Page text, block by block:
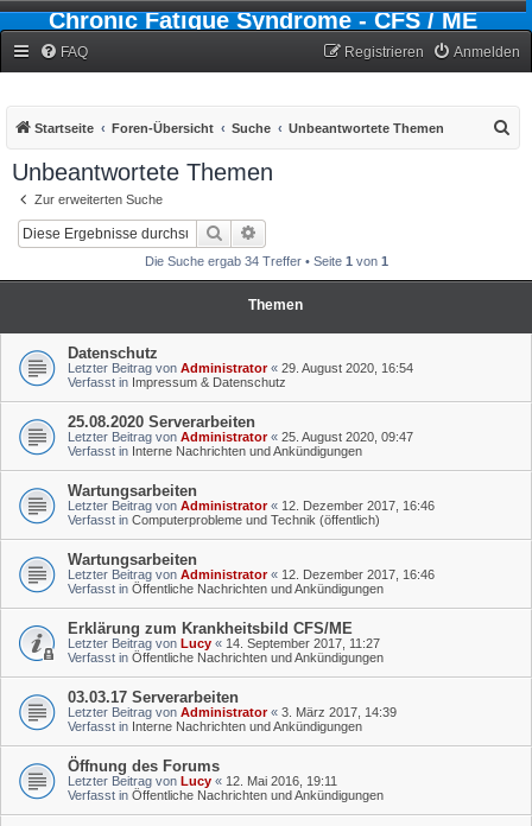
Chronic Fatigue Syndrome - CFS / ME
FAQ Anmelden
Registrieren
Startseite Foren-Übersicht Suche Unbeantwortete Themen
Unbeantwortete Themen
Zur erweiterten Suche
Suche
Die Suche ergab 34 Treffer • Seite 1 von 1
Themen
Datenschutz
Letzter Beitrag von Administrator« 29. August 2020, 16:54
Verfasst in Impressum & Datenschutz
25.08.2020 Serverarbeiten
Letzter Beitrag von Administrator« 25. August 2020, 09:47
Verfasst in Interne Nachrichten und Ankündigungen
Wartungsarbeiten
Letzter Beitrag von Administrator« 12. Dezember 2017, 16:46
Verfasst in Computerprobleme und Technik (öffentlich)
Wartungsarbeiten
Letzter Beitrag von Administrator« 12. Dezember 2017, 16:46
Verfasst in Öffentliche Nachrichten und Ankündigungen
Erklärung zum Krankheitsbild CFS/ME
Letzter Beitrag von Lucy « 14. September 2017, 11:27
Verfasst in Öffentliche Nachrichten und Ankündigungen
03.03.17 Serverarbeiten
Letzter Beitrag von Administrator« 3. März 2017, 14:39
Verfasst in Interne Nachrichten und Ankündigungen
Öffnung des Forums
Letzter Beitrag von Lucy « 12. Mai 2016, 19:11
Verfasst in Öffentliche Nachrichten und Ankündigungen